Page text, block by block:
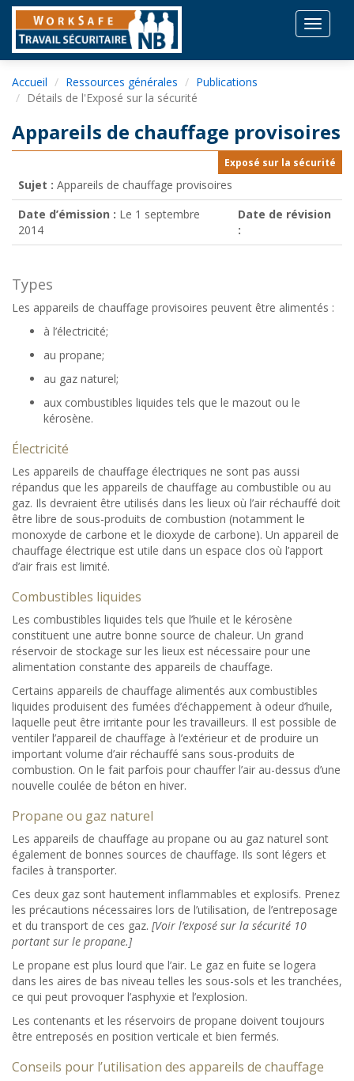
Toggle
Accueil Ressources générales
Publications
Détails de l'Exposé sur la sécurité
Appareils de chauffage provisoires
Exposé sur la sécurité
Sujet : Appareils de chauffage provisoires
Date d’émission : Le 1 septembre
2014
Date de révision
:
Types
Les appareils de chauffage provisoires peuvent être alimentés :
à l’électricité;
au propane;
au gaz naturel;
aux combustibles liquides tels que le mazout ou le
kérosène.
Électricité
Les appareils de chauffage électriques ne sont pas aussi
répandus que les appareils de chauffage au combustible ou au
gaz. Ils devraient être utilisés dans les lieux où l’air réchauffé doit
être libre de sous-produits de combustion (notamment le
monoxyde de carbone et le dioxyde de carbone). Un appareil de
chauffage électrique est utile dans un espace clos où l’apport
d’air frais est limité.
Combustibles liquides
Les combustibles liquides tels que l’huile et le kérosène
constituent une autre bonne source de chaleur. Un grand
réservoir de stockage sur les lieux est nécessaire pour une
alimentation constante des appareils de chauffage.
Certains appareils de chauffage alimentés aux combustibles
liquides produisent des fumées d’échappement à odeur d’huile,
laquelle peut être irritante pour les travailleurs. Il est possible de
ventiler l’appareil de chauffage à l’extérieur et de produire un
important volume d’air réchauffé sans sous-produits de
combustion. On le fait parfois pour chauffer l’air au-dessus d’une
nouvelle coulée de béton en hiver.
Propane ou gaz naturel
Les appareils de chauffage au propane ou au gaz naturel sont
également de bonnes sources de chauffage. Ils sont légers et
faciles à transporter.
Ces deux gaz sont hautement inflammables et explosifs. Prenez
les précautions nécessaires lors de l’utilisation, de l’entreposage
et du transport de ces gaz. [Voir l’exposé sur la sécurité 10
portant sur le propane.]
Le propane est plus lourd que l’air. Le gaz en fuite se logera
dans les aires de bas niveau telles les sous-sols et les tranchées,
ce qui peut provoquer l’asphyxie et l’explosion.
Les contenants et les réservoirs de propane doivent toujours
être entreposés en position verticale et bien fermés.
Conseils pour l’utilisation des appareils de chauffage